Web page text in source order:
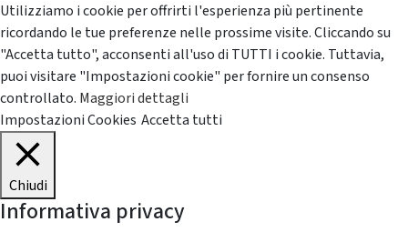
Utilizziamo i cookie per offrirti l'esperienza più pertinente
ricordando le tue preferenze nelle prossime visite. Cliccando su
"Accetta tutto", acconsenti all'uso di TUTTI i cookie. Tuttavia,
puoi visitare "Impostazioni cookie" per fornire un consenso
controllato. Maggiori dettagli
Impostazioni Cookies Accetta tutti
Chiudi
Informativa privacy